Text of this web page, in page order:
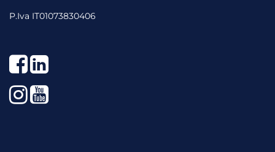
P.Iva IT01073830406
Facebook
LinkedIn
Instagram
YouTube